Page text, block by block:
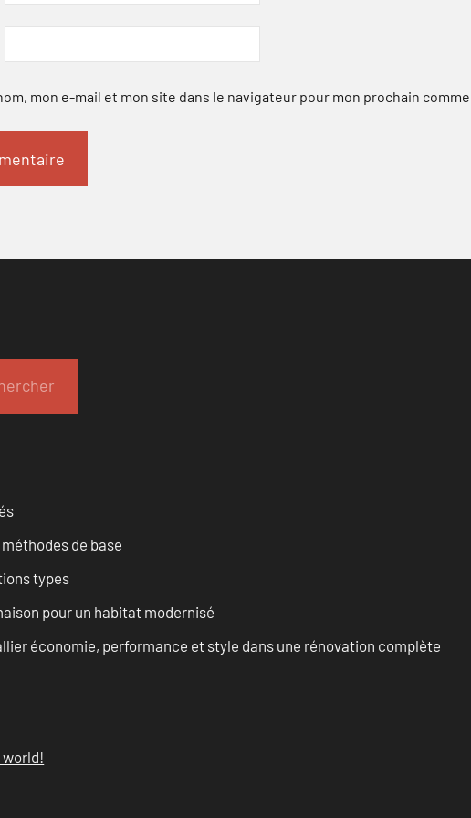
mon e-mail et mon site dans le navigateur pour mon prochain
de base
types
pour un habitat modernisé
économie, performance et style dans une rénovation complète
world!